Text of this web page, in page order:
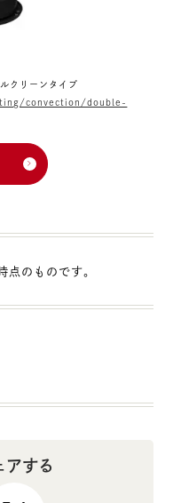
クリーンタイプ
convection/double-
のものです。
アする